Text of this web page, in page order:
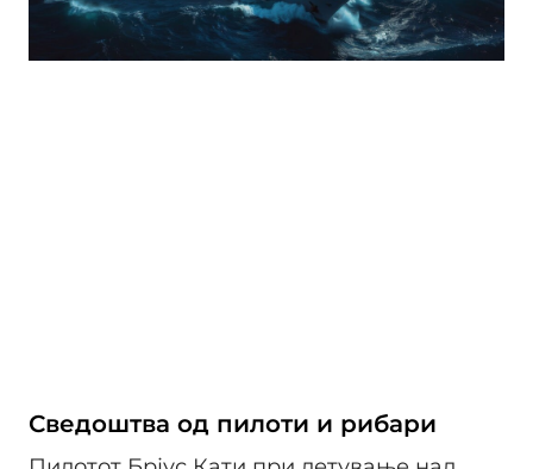
Сведоштва од пилоти и рибари